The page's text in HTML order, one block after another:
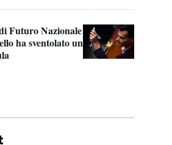
Futuro Nazionale
ha sventolato un